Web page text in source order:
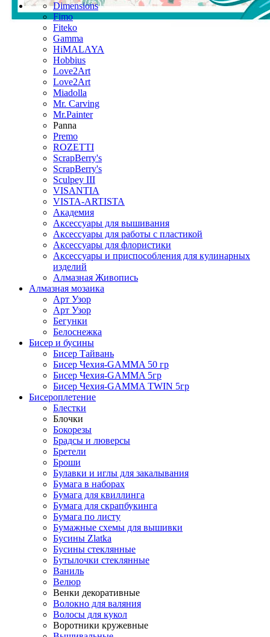
Dimensions
Fimo
Fiteko
Gamma
HiMALAYA
Hobbius
Love2Art
Love2Art
Miadolla
Mr. Carving
Mr.Painter
Panna
Premo
ROZETTI
ScrapBerry's
ScrapBerry's
Sculpey III
VISANTIA
VISTA-ARTISTA
Академия
Аксессуары для вышивания
Аксессуары для работы с пластикой
Аксессуары для флористики
Аксессуары и приспособления для кулинарных
изделий
Алмазная Живопись
Алмазная мозаика
Арт Узор
Арт Узор
Бегунки
Белоснежка
Бисер и бусины
Бисер Тайвань
Бисер Чехия-GAMMA 50 гр
Бисер Чехия-GAMMA 5гр
Бисер Чехия-GAMMA TWIN 5гр
Бисероплетение
Блестки
Блочки
Бокорезы
Брадсы и люверсы
Бретели
Броши
Булавки и иглы для закалывания
Бумага в наборах
Бумага для квиллинга
Бумага для скрапбукинга
Бумага по листу
Бумажные схемы для вышивки
Бусины Zlatka
Бусины стеклянные
Бутылочки стеклянные
Ваниль
Велюр
Венки декоративные
Волокно для валяния
Волосы для кукол
Воротники кружевные